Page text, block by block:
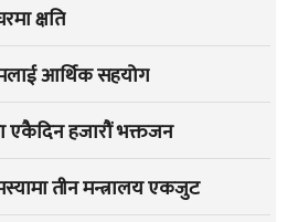
क्षति
आर्थिक सहयोग
एकैदिन हजारौं भक्तजन
तीन मन्त्रालय एकजुट